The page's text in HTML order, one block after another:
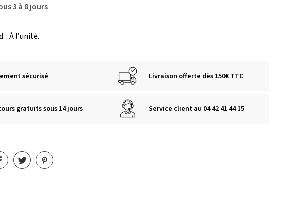
3 à 8 jours
: À l’unité.
sécurisé Livraison offerte dès 150€ TTC
gratuits sous 14 jours Service client au 04 42 41 44 15